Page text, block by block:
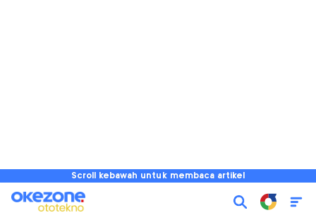
Scroll kebawah untuk membaca artikel